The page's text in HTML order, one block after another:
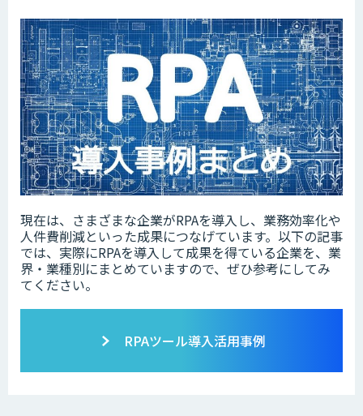
現在は、さまざまな企業がRPAを導入し、業務効率化や
人件費削減といった成果につなげています。以下の記事
では、実際にRPAを導入して成果を得ている企業を、業
界・業種別にまとめていますので、ぜひ参考にしてみ
てください。
RPAツール導入活用事例